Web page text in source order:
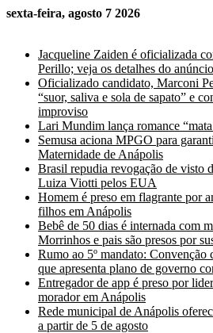
sexta-feira, agosto 7 2026
Jacqueline Zaiden é oficializada
Perillo; veja os detalhes do anúncio
Oficializado candidato, Marconi
“suor, saliva e sola de sapato” e
improviso
Lari Mundim lança romance
Semusa aciona MPGO para
Maternidade de Anápolis
Brasil repudia revogação de visto
Luiza Viotti pelos EUA
Homem é preso em flagrante por
filhos em Anápolis
Bebê de 50 dias é internada com
Morrinhos e pais são presos por
Rumo ao 5º mandato:
que apresenta plano de governo
Entregador de app é preso por
morador em Anápolis
Rede municipal de Anápolis
a partir de 5 de agosto